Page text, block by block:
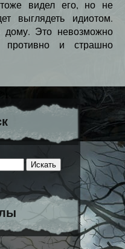
видел его, но не
выглядеть идиотом.
дому. Это невозможно
и страшно